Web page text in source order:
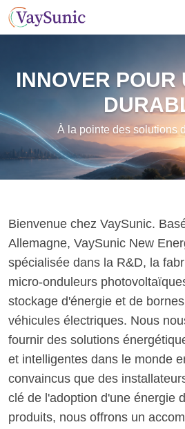
INNOVER POUR
À la pointe des solutions
Bienvenue chez VaySunic.
Allemagne, VaySunic New
spécialisée dans la R&D, la
micro-onduleurs
stockage d'énergie et de
véhicules électriques. Nous
fournir des solutions
et intelligentes dans le monde
convaincus que des
clé de l'adoption d'une énergie
produits, nous offrons un